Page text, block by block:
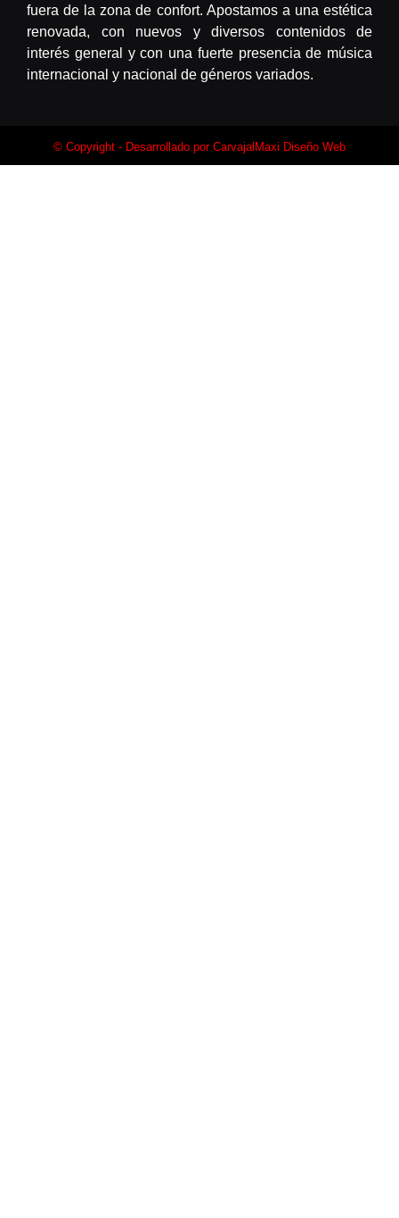
fuera de la zona de confort. Apostamos a una estética
renovada, con nuevos y diversos contenidos de
interés general y con una fuerte presencia de música
internacional y nacional de géneros variados.
© Copyright - Desarrollado por CarvajalMaxi Diseño Web